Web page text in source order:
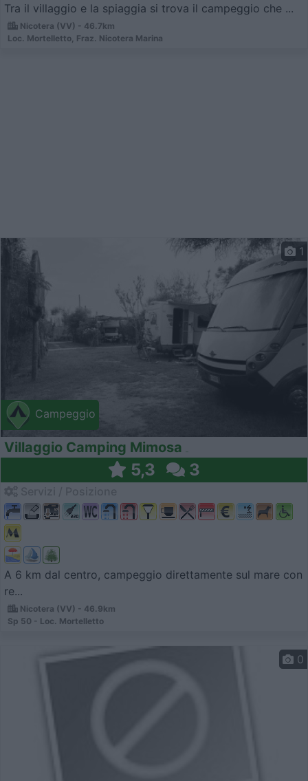
Tra il villaggio e la spiaggia si trova il campeggio che ...
Nicotera (VV) - 46.7km
Loc. Mortelletto, Fraz. Nicotera Marina
Campeggio
1
Villaggio Camping Mimosa
5,3 3
A 6 km dal centro, campeggio direttamente sul mare con
re...
Nicotera (VV) - 46.9km
Sp 50 - Loc. Mortelletto
0